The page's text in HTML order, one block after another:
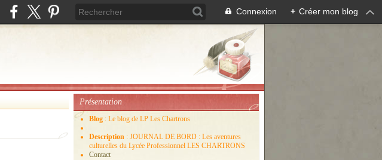
Connexion + Créer mon blog
Présentation
Blog : Le blog de LP Les Chartrons
Description : JOURNAL DE BORD : Les aventures
culturelles du Lycée Professionnel LES CHARTRONS
Contact